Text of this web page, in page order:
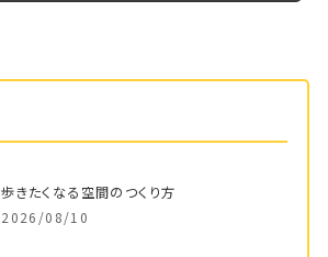
歩きたくなる空間のつくり方
2026/08/10